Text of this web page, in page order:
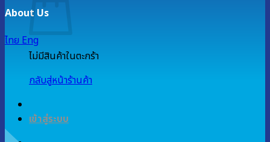
ไม่มีสินค้าในตะกร้า
กลับสู่หน้าร้านค้า
เข้าสู่ระบบ
About Us
ไทยEng